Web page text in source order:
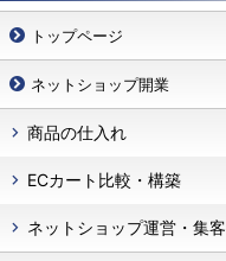
トップページ
ネットショップ開業
商品の仕入れ
ECカート比較・構築
ネットショップ運営・集客